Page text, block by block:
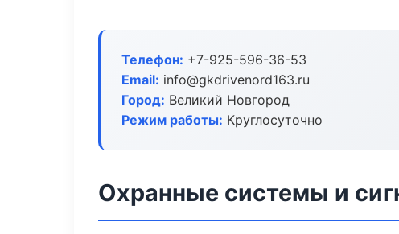
Телефон: +7-925-596-36-53
Email: info@gkdrivenord163.ru
Город: Великий Новгород
Режим работы: Круглосуточно
Охранные системы и